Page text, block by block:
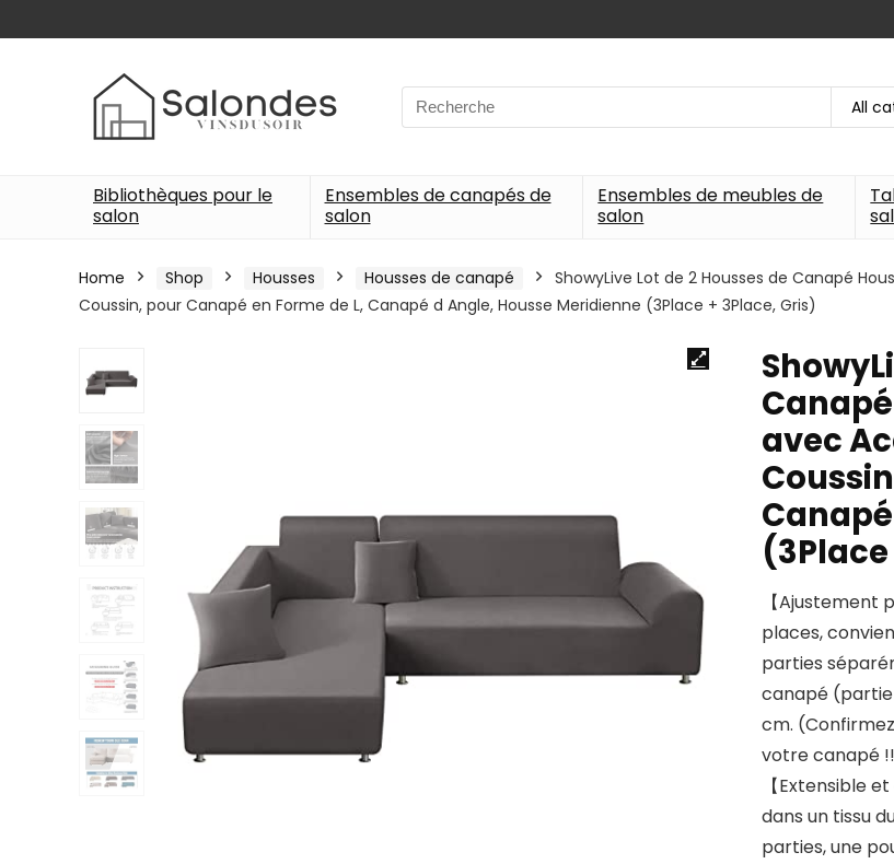
Search
for:
All
Bibliothèques pour le
salon
Ensembles de canapés de
salon
Ensembles de meubles de
salon
Home Shop Housses Housses de canapé
ShowyLive Lot de 2 Housses de Canapé
Coussin, pour Canapé en Forme de L, Canapé d Angle, Housse Meridienne (3Place + 3Place, Gris)
avec
【Ajustement
places,
parties
canapé (partie
cm.
votre canapé
【Extensible
dans un tissu
parties, une